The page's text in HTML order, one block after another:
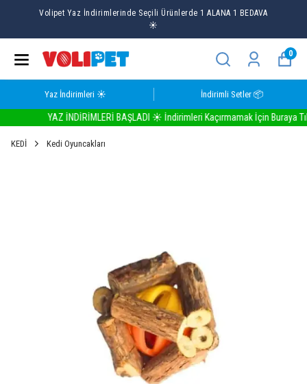
Volipet Yaz İndirimlerinde Seçili Ürünlerde 1 ALANA 1 BEDAVA
☀️
0
Yaz İndirimleri ☀️ İndirimli Setler 📦
YAZ İNDİRİMLERİ BAŞLADI ☀️ İndirimleri Kaçırmamak İçin Buraya Tıkla
KEDİ Kedi Oyuncakları